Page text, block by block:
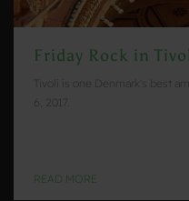
Friday Rock in
Tivoli is one Denmark's best
6, 2017.
READ MORE